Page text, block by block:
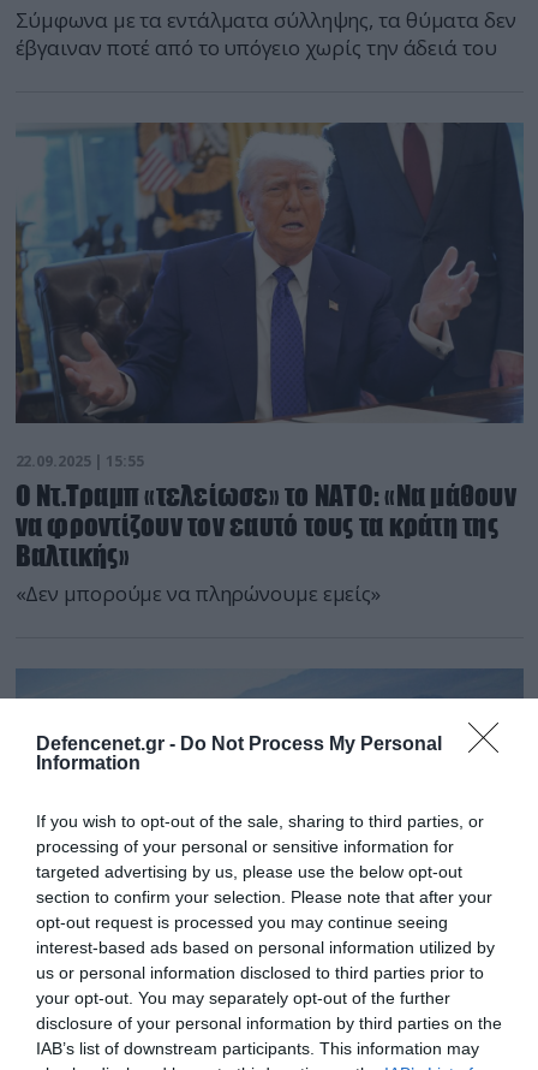
Defencenet.gr - Do Not Process My Personal
Information
If you wish to opt-out of the sale, sharing to third parties, or
processing of your personal or sensitive information for
targeted advertising by us, please use the below opt-out
section to confirm your selection. Please note that after your
opt-out request is processed you may continue seeing
interest-based ads based on personal information utilized by
us or personal information disclosed to third parties prior to
your opt-out. You may separately opt-out of the further
disclosure of your personal information by third parties on the
IAB’s list of downstream participants. This information may
Σύμφωνα με τα εντάλματα σύλληψης, τα θύματα δεν
έβγαιναν ποτέ από το υπόγειο χωρίς την άδειά του
22.09.2025 | 15:55
Ο Ντ.Τραμπ «τελείωσε» το ΝΑΤΟ: «Να μάθουν
να φροντίζουν τον εαυτό τους τα κράτη της
Βαλτικής»
«Δεν μπορούμε να πληρώνουμε εμείς»
16.09.2025 | 06:07
Oι ΗΠΑ ενέκριναν την πώληση 10